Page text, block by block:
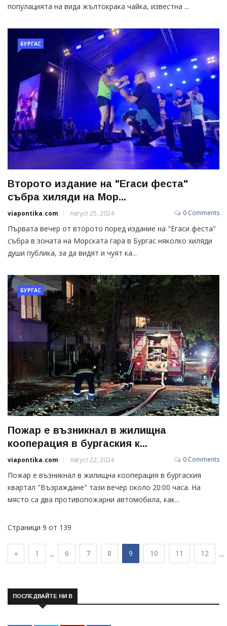
популацията на вида жълтокрака чайка, известна ...
БУРГАС
Второто издание на "Егаси феста"
събра хиляди на Мор...
viapontika.com Август 25, 2024 0 Comments
Първата вечер от второто поред издание на "Егаси феста"
събра в зоната на Морската гара в Бургас няколко хиляди
души публика, за да видят и чуят ка...
БУРГАС
Пожар е възникнал в жилищна
кооперация в бургаския к...
viapontika.com Август 22, 2024 0 Comments
Пожар е възникнал в жилищна кооперация в бургаския
квартал "Възраждане" тази вечер около 20:00 часа. На
място са два противопожарни автомобила, как...
Страници 9 от 139
« 1 ... 6 7 8 9 10 11 12 ...
ПОСЛЕДВАЙТЕ НИ В